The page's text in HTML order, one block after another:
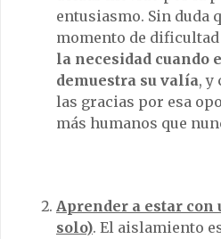
entusiasmo. Sin duda
momento de
la necesidad cuando
demuestra su valía, y
las gracias por esa
más humanos que
Aprender a estar con
solo). El aislamiento